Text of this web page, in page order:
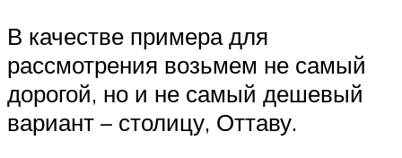
В качестве примера для
рассмотрения возьмем не самый
дорогой, но и не самый дешевый
вариант – столицу, Оттаву.